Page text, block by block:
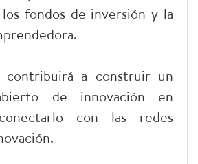
fondos de inversión y la
contribuirá a construir un
de innovación en
con las redes